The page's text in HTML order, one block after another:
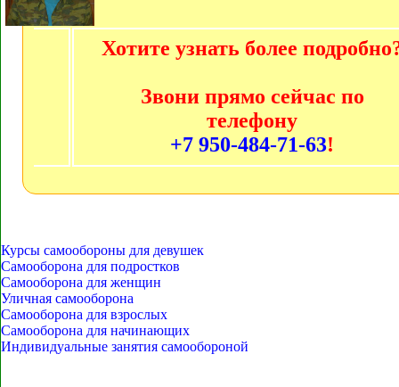
Хотите узнать более
Звони прямо сейчас по
телефону
+7 950-484-71-63!
Курсы самообороны для девушек
Самооборона для подростков
Самооборона для женщин
Уличная самооборона
Самооборона для взрослых
Самооборона для начинающих
Индивидуальные занятия самообороной